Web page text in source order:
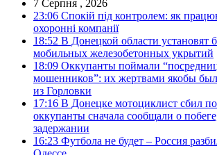
7 Серпня , 2026
23:06 Спокій під контролем: як
охоронні компанії
18:52 В Донецкой области установят
мобильных железобетонных укрытий
18:09 Оккупанты поймали
мошенников”: их жертвами якобы
из Горловки
17:16 В Донецке мотоциклист сбил
оккупанты сначала сообщали о
задержании
16:23 Футбола не будет – Россия